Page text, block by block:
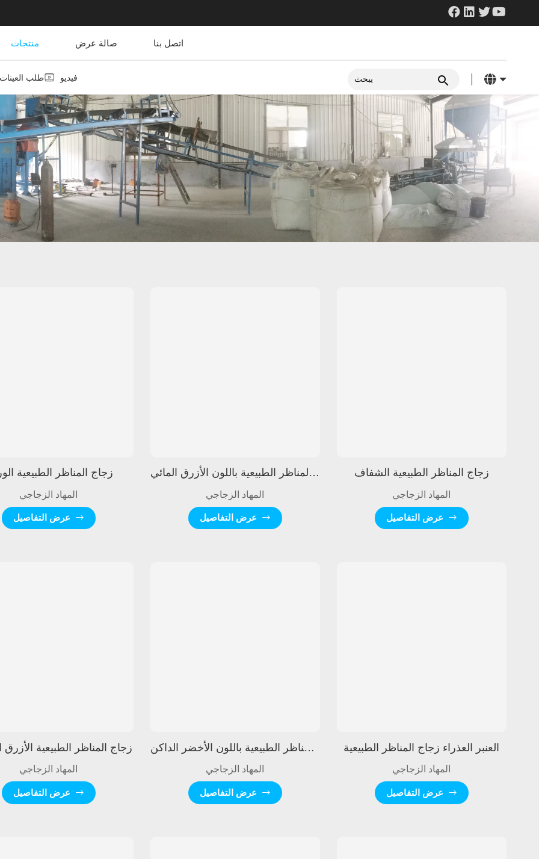
منتجات صالة عرض اتصل بنا
طلب العينات فيديو
زجاج المناظر الطبيعية
المهاد الزجاجي
عرض التفاصيل
زجاج المناظر الطبيعية باللون الأزرق المائي
المهاد الزجاجي
عرض التفاصيل
زجاج المناظر الطبيعية الشفاف
المهاد الزجاجي
عرض التفاصيل
زجاج المناظر الطبيعية الأزرق
المهاد الزجاجي
عرض التفاصيل
زجاج المناظر الطبيعية باللون الأخضر الداكن
المهاد الزجاجي
عرض التفاصيل
العنبر العذراء زجاج المناظر الطبيعية
المهاد الزجاجي
عرض التفاصيل